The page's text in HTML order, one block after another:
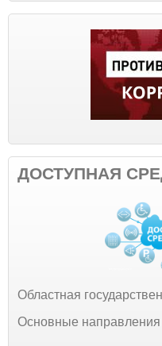
ДОСТУПНАЯ
Областная
Основные направления